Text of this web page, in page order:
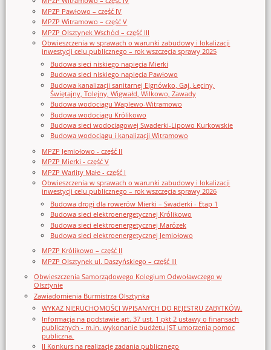
MPZP Pawłowo – część IV
MPZP Witramowo – część V
MPZP Olsztynek Wschód – część III
Obwieszczenia w sprawach o warunki zabudowy i lokalizacji
inwestycji celu publicznego – rok wszczęcia sprawy 2025
Budowa sieci niskiego napięcia Mierki
Budowa sieci niskiego napięcia Pawłowo
Budowa kanalizacji sanitarnej Elgnówko, Gaj, Łęciny,
Świętajny, Tolejny, Wigwałd, Wilkowo, Zawady
Budowa wodociągu Waplewo-Witramowo
Budowa wodociągu Królikowo
Budowa sieci wodociągowej Swaderki-Lipowo Kurkowskie
Budowa wodociągu i kanalizacji Witramowo
MPZP Jemiołowo - część II
MPZP Mierki - część V
MPZP Warlity Małe - część I
Obwieszczenia w sprawach o warunki zabudowy i lokalizacji
inwestycji celu publicznego – rok wszczęcia sprawy 2026
Budowa drogi dla rowerów Mierki – Swaderki - Etap 1
Budowa sieci elektroenergetycznej Królikowo
Budowa sieci elektroenergetycznej Marózek
Budowa sieci elektroenergetycznej Jemiołowo
MPZP Królikowo – część II
MPZP Olsztynek ul. Daszyńskiego – część III
Obwieszczenia Samorządowego Kolegium Odwoławczego w
Olsztynie
Zawiadomienia Burmistrza Olsztynka
WYKAZ NIERUCHOMOŚCI WPISANYCH DO REJESTRU ZABYTKÓW.
Informacja na podstawie art. 37 ust. 1 pkt 2 ustawy o finansach
publicznych - m.in. wykonanie budżetu JST umorzenia pomoc
publiczna.
II Konkurs na realizację zadania publicznego